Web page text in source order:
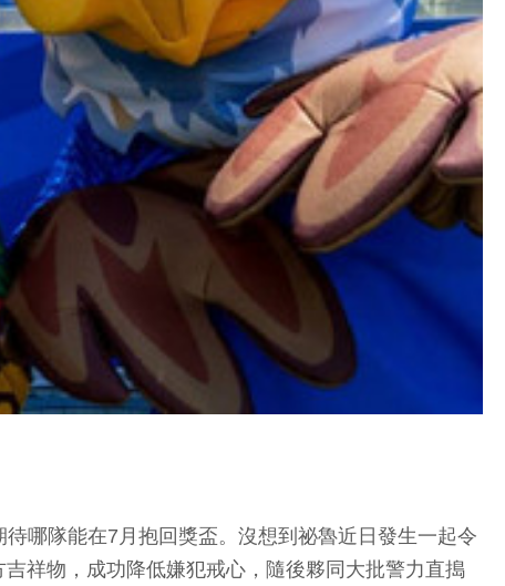
哪隊能在7月抱回獎盃。沒想到祕魯近日發生一起令
祥物，成功降低嫌犯戒心，隨後夥同大批警力直搗